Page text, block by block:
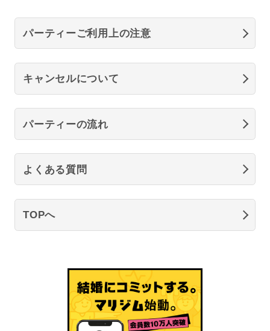
パーティーご利用上の注意
キャンセルについて
パーティーの流れ
よくある質問
TOPへ